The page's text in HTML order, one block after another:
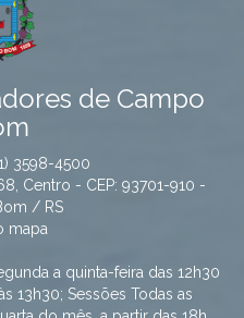
de Campo
3598-4500
Centro - CEP: 93701-910 -
/ RS
mapa
a quinta-feira das 12h30
13h30; Sessões Todas as